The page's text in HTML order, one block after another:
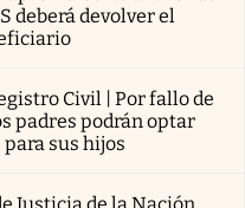
deberá devolver el
Civil | Por fallo de
padres podrán optar
sus hijos